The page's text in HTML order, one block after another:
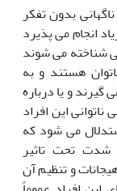
بدون تفکر
انجام می پذیرد
شناخته می شوند
هستند و به
و یا درباره
این افراد
می شود که
شدت تحت تاثیر
و تنظیم آن